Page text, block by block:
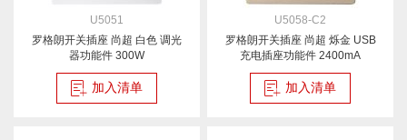
U5051
罗格朗开关插座 尚超 白色 调光
器功能件 300W
加入清单
U5058-C2
罗格朗开关插座 尚超 烁金 USB
充电插座功能件 2400mA
加入清单